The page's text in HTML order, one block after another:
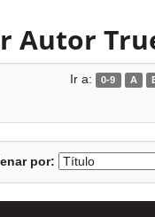
Autor
Ir a: 0-9 A
por: